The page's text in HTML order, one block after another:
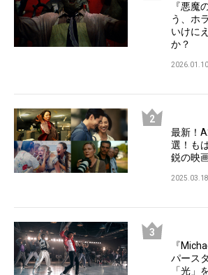
『悪魔
う、ホ
いけに
か？
2026.01.10
最新！
選！も
鋭の映
2025.03.18
『
パース
「光」